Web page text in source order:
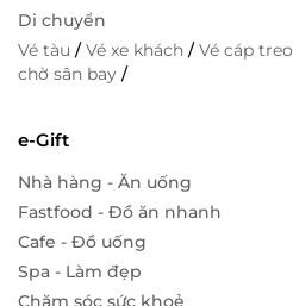
Di chuyển
Vé tàu /Vé xe khách /Vé cáp treo
chờ sân bay /
e-Gift
Nhà hàng - Ăn uống
Fastfood - Đồ ăn nhanh
Cafe - Đồ uống
Spa - Làm đẹp
Chăm sóc sức khoẻ